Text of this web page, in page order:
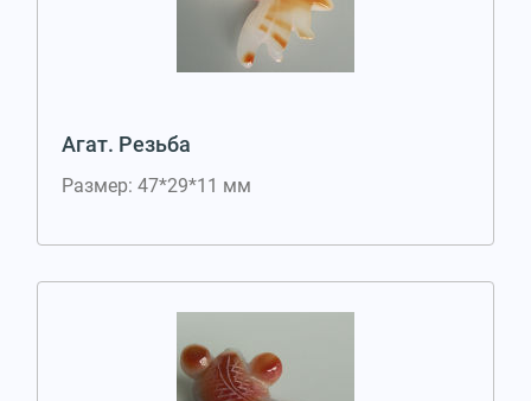
Агат. Резьба
Размер: 47*29*11 мм